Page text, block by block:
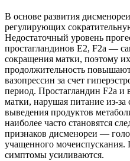
В основе развития
регулирующих
Недостаточный уровень
простагландинов Е2, F2a —
сокращения матки, поэтому
продолжительность
вазопрессин за счет
период. Простагландин F2a и
матки, нарушая питание из-
выведения продуктов
наиболее часто становятся
признаков дисменореи —
учащенного мочеиспускания.
симптомы усиливаются.